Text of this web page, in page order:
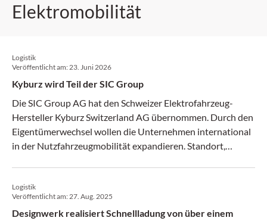
Elektromobilität
Logistik
Veröffentlicht am:23. Juni 2026
Kyburz wird Teil der SIC Group
Die SIC Group AG hat den Schweizer Elektrofahrzeug-
Hersteller Kyburz Switzerland AG übernommen. Durch den
Eigentümerwechsel wollen die Unternehmen international
in der Nutzfahrzeugmobilität expandieren. Standort,
Logistik
Veröffentlicht am:27. Aug. 2025
Designwerk realisiert Schnellladung von über einem